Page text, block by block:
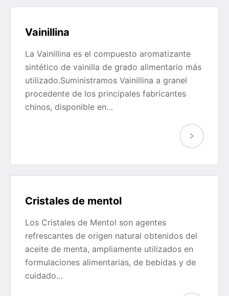
Vainillina
La Vainillina es el compuesto aromatizante
sintético de vainilla de grado alimentario más
utilizado.Suministramos Vainillina a granel
procedente de los principales fabricantes
chinos, disponible en…
Cristales de mentol
Los Cristales de Mentol son agentes
refrescantes de origen natural obtenidos del
aceite de menta, ampliamente utilizados en
formulaciones alimentarias, de bebidas y de
cuidado…